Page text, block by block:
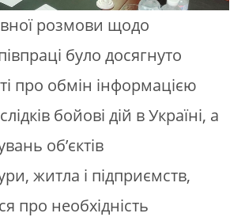
розмови щодо
було досягнуто
про обмін інформацією
бойові дій в Україні, а
об’єктів
житла і підприємств,
про необхідність